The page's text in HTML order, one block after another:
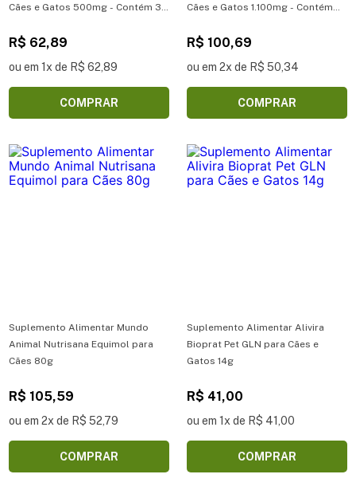
Cães e Gatos 500mg - Contém 30
R$ 62,89
ou em 1x de R$ 62,89
COMPRAR
Cães e Gatos 1.100mg - Contém
R$ 100,69
ou em 2x de R$ 50,34
COMPRAR
Suplemento Alimentar Mundo
Animal Nutrisana Equimol para
Cães 80g
R$ 105,59
ou em 2x de R$ 52,79
COMPRAR
Suplemento Alimentar Alivira
Bioprat Pet GLN para Cães e
Gatos 14g
R$ 41,00
ou em 1x de R$ 41,00
COMPRAR